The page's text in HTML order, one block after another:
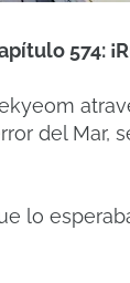
574:
del Mar,
lo